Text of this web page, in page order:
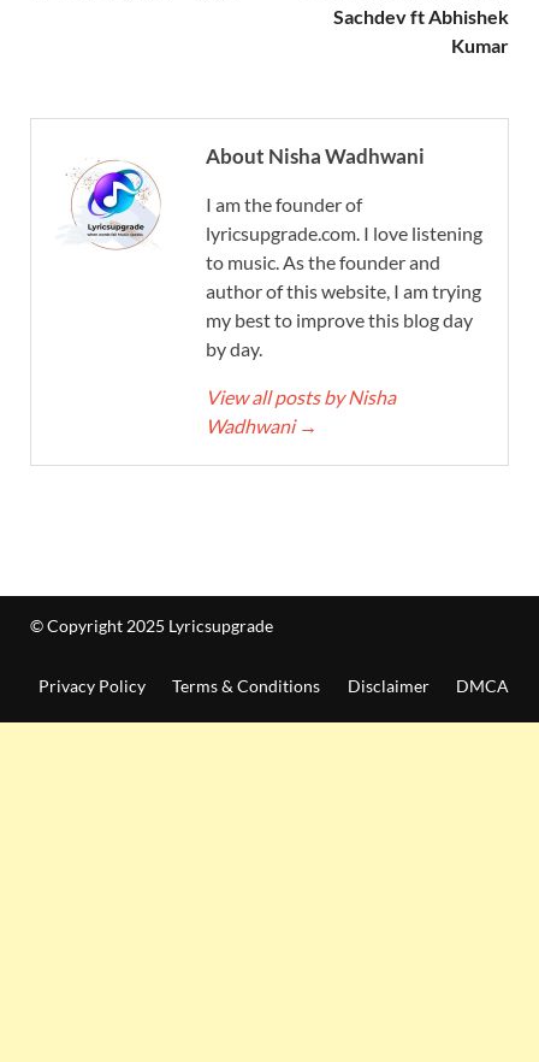
Sachdev ft Abhishek
Kumar
About Nisha Wadhwani
I am the founder of
lyricsupgrade.com. I love listening
to music. As the founder and
author of this website, I am trying
my best to improve this blog day
by day.
View all posts by Nisha
Wadhwani →
© Copyright 2025 Lyricsupgrade
Privacy Policy Terms & Conditions Disclaimer DMCA